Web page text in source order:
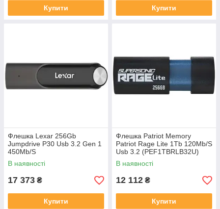
Купити Купити
Флешка Lexar 256Gb
Jumpdrive P30 Usb 3.2 Gen 1
450Mb/S
(LJDP030256GRNQNG)
В наявності
17 373 ₴
Купити
Флешка Patriot Memory
Patriot Rage Lite 1Tb 120Mb/S
Usb 3.2 (PEF1TBRLB32U)
В наявності
12 112 ₴
Купити